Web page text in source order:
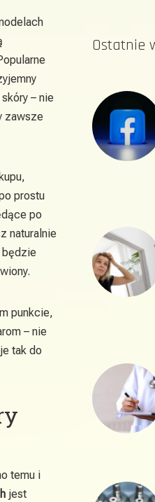
– nie
zawsze
prostu
po
naturalnie
będzie
punkcie,
– nie
tak do
temu i
jest
Ostatnie